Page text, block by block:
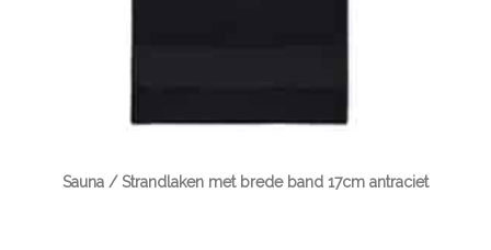
Sauna / Strandlaken met brede band 17cm antraciet